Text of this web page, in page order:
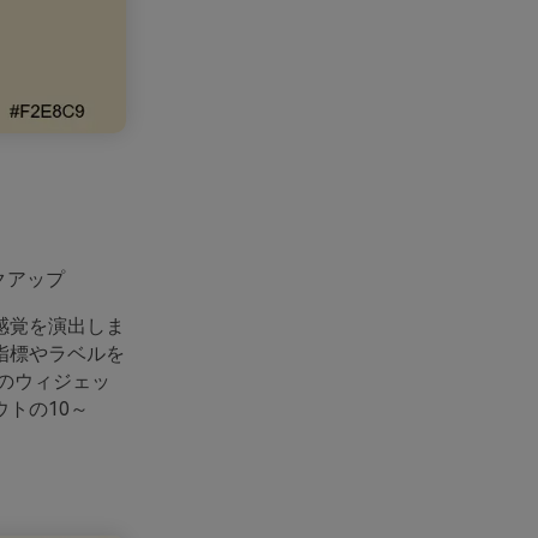
アップ
を演出しま
標やラベルを
ウィジェッ
トの10～